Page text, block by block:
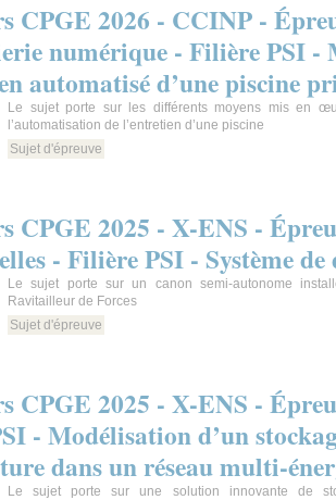
CPGE 2026 - CCINP -
numérique - Filière PSI -
automatisé d’une piscine
Le sujet porte sur les différents moyens mis en
l’automatisation de l’entretien d’une piscine
Sujet d'épreuve
CPGE 2025 - X-ENS -
- Filière PSI - Système
Le sujet porte sur un canon semi-autonome
Ravitailleur de Forces
Sujet d'épreuve
CPGE 2025 - X-ENS -
- Modélisation d’un
dans un réseau multi-
Le sujet porte sur une solution innovante de